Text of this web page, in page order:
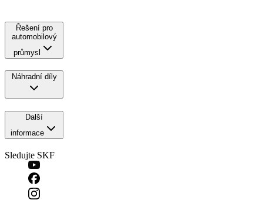
Řešení pro
automobilový
průmysl
Náhradní díly
Další
informace
Sledujte SKF